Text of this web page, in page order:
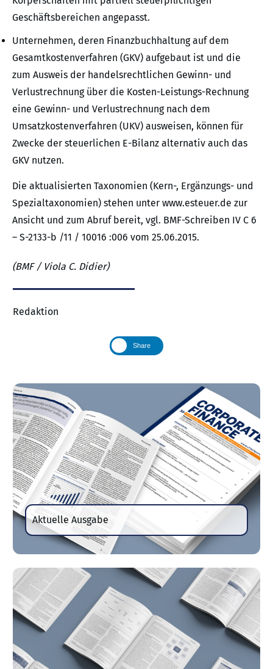
Geschäftsbereichen angepasst.
Unternehmen, deren Finanzbuchhaltung auf dem
Gesamtkostenverfahren (GKV) aufgebaut ist und die
zum Ausweis der handelsrechtlichen Gewinn- und
Verlustrechnung über die Kosten-Leistungs-Rechnung
eine Gewinn- und Verlustrechnung nach dem
Umsatzkostenverfahren (UKV) ausweisen, können für
Zwecke der steuerlichen E-Bilanz alternativ auch das
GKV nutzen.
Die aktualisierten Taxonomien (Kern-, Ergänzungs- und
Spezialtaxonomien) stehen unter www.esteuer.de zur
Ansicht und zum Abruf bereit, vgl. BMF-Schreiben IV C 6
– S-2133-b /11 / 10016 :006 vom 25.06.2015.
(BMF / Viola C. Didier)
Redaktion
Share
Aktuelle Ausgabe